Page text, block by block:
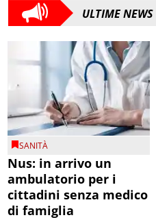
ULTIME NEWS
SANITÀ
Nus: in arrivo un
ambulatorio per i
cittadini senza medico
di famiglia